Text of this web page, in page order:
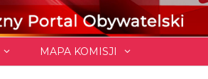
MAPA KOMISJI